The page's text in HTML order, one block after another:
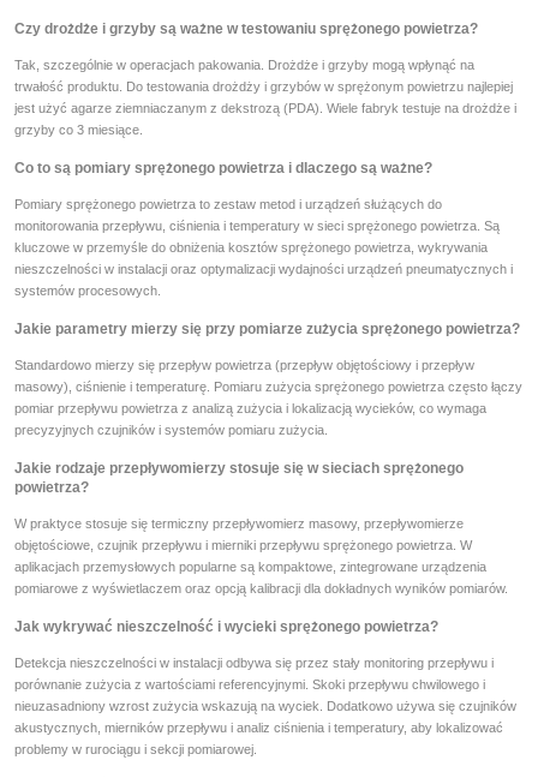
Czy drożdże i grzyby są ważne w testowaniu sprężonego powietrza?
Tak, szczególnie w operacjach pakowania. Drożdże i grzyby mogą wpłynąć na
trwałość produktu. Do testowania drożdży i grzybów w sprężonym powietrzu najlepiej
jest użyć agarze ziemniaczanym z dekstrozą (PDA). Wiele fabryk testuje na drożdże i
grzyby co 3 miesiące.
Co to są pomiary sprężonego powietrza i dlaczego są ważne?
Pomiary sprężonego powietrza to zestaw metod i urządzeń służących do
monitorowania przepływu, ciśnienia i temperatury w sieci sprężonego powietrza. Są
kluczowe w przemyśle do obniżenia kosztów sprężonego powietrza, wykrywania
nieszczelności w instalacji oraz optymalizacji wydajności urządzeń pneumatycznych i
systemów procesowych.
Jakie parametry mierzy się przy pomiarze zużycia sprężonego powietrza?
Standardowo mierzy się przepływ powietrza (przepływ objętościowy i przepływ
masowy), ciśnienie i temperaturę. Pomiaru zużycia sprężonego powietrza często łączy
pomiar przepływu powietrza z analizą zużycia i lokalizacją wycieków, co wymaga
precyzyjnych czujników i systemów pomiaru zużycia.
Jakie rodzaje przepływomierzy stosuje się w sieciach sprężonego
powietrza?
W praktyce stosuje się termiczny przepływomierz masowy, przepływomierze
objętościowe, czujnik przepływu i mierniki przepływu sprężonego powietrza. W
aplikacjach przemysłowych popularne są kompaktowe, zintegrowane urządzenia
pomiarowe z wyświetlaczem oraz opcją kalibracji dla dokładnych wyników pomiarów.
Jak wykrywać nieszczelność i wycieki sprężonego powietrza?
Detekcja nieszczelności w instalacji odbywa się przez stały monitoring przepływu i
porównanie zużycia z wartościami referencyjnymi. Skoki przepływu chwilowego i
nieuzasadniony wzrost zużycia wskazują na wyciek. Dodatkowo używa się czujników
akustycznych, mierników przepływu i analiz ciśnienia i temperatury, aby lokalizować
problemy w rurociągu i sekcji pomiarowej.